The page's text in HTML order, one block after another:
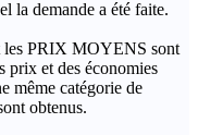
la demande a été faite.
PRIX MOYENS sont
prix et des économies
même catégorie de
obtenus.